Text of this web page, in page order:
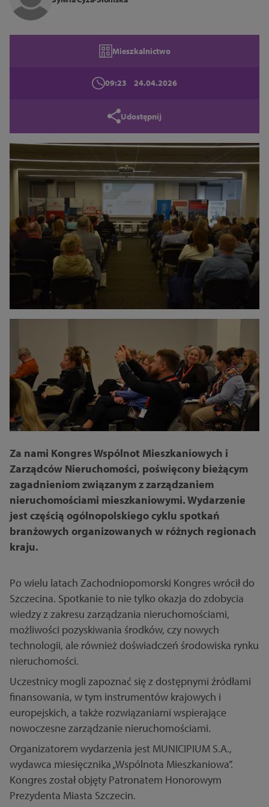
Mieszkalnictwo
09:23 24.04.2026
Udostępnij
Za nami Kongres Wspólnot Mieszkaniowych i
Zarządców Nieruchomości, poświęcony bieżącym
zagadnieniom związanym z zarządzaniem
nieruchomościami mieszkaniowymi. Wydarzenie
jest częścią ogólnopolskiego cyklu spotkań
branżowych organizowanych w różnych regionach
kraju.
Po wielu latach Zachodniopomorski Kongres wrócił do
Szczecina. Spotkanie to nie tylko okazja do zdobycia
wiedzy z zakresu zarządzania nieruchomościami,
możliwości pozyskiwania środków, czy nowych
technologii, ale również doświadczeń środowiska rynku
nieruchomości.
Uczestnicy mogli zapoznać się z dostępnymi źródłami
finansowania, w tym instrumentów krajowych i
europejskich, a także rozwiązaniami wspierające
nowoczesne zarządzanie nieruchomościami.
Organizatorem wydarzenia jest MUNICIPIUM S.A.,
wydawca miesięcznika „Wspólnota Mieszkaniowa”.
Kongres został objęty Patronatem Honorowym
Prezydenta Miasta Szczecin.